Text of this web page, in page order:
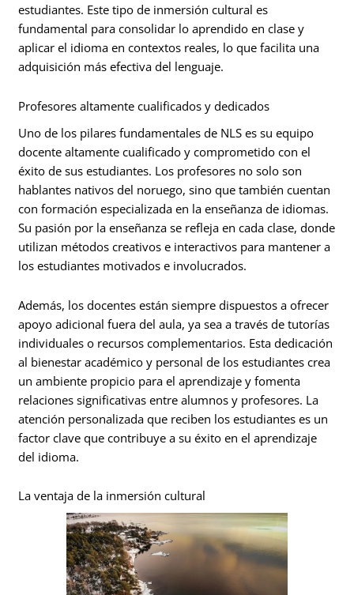
estudiantes. Este tipo de inmersión cultural es
fundamental para consolidar lo aprendido en clase y
aplicar el idioma en contextos reales, lo que facilita una
adquisición más efectiva del lenguaje.
Profesores altamente cualificados y dedicados
Uno de los pilares fundamentales de NLS es su equipo
docente altamente cualificado y comprometido con el
éxito de sus estudiantes. Los profesores no solo son
hablantes nativos del noruego, sino que también cuentan
con formación especializada en la enseñanza de idiomas.
Su pasión por la enseñanza se refleja en cada clase, donde
utilizan métodos creativos e interactivos para mantener a
los estudiantes motivados e involucrados.
Además, los docentes están siempre dispuestos a ofrecer
apoyo adicional fuera del aula, ya sea a través de tutorías
individuales o recursos complementarios. Esta dedicación
al bienestar académico y personal de los estudiantes crea
un ambiente propicio para el aprendizaje y fomenta
relaciones significativas entre alumnos y profesores. La
atención personalizada que reciben los estudiantes es un
factor clave que contribuye a su éxito en el aprendizaje
del idioma.
La ventaja de la inmersión cultural